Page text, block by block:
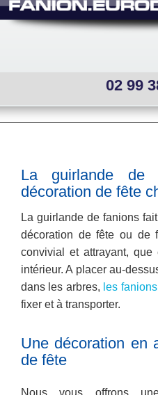
02 99
Sous
menu
La guirlande de
décoration de fête
La guirlande de fanions
décoration de fête ou de
convivial et attrayant,
intérieur. A placer au-
dans les arbres, les
fixer et à transporter.
Une décoration en
de fête
Nous vous offrons